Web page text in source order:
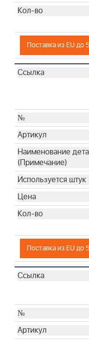
Поставка из EU до
Поставка из EU до